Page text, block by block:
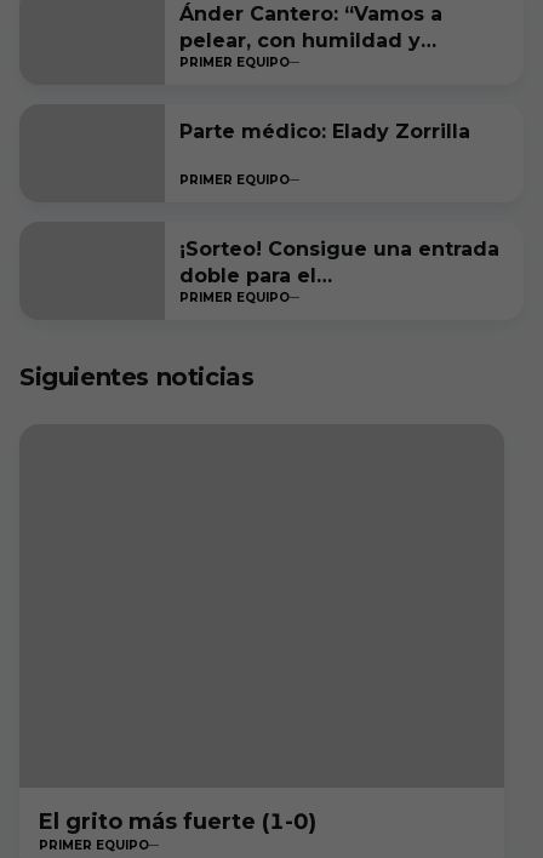
Ánder Cantero: “Vamos a
pelear, con humildad y
ambición, por estar entre los
temporada”
PRIMER EQUIPO
Parte médico: Elady Zorrilla
PRIMER EQUIPO
¡Sorteo! Consigue una entrada
doble para el
#RacingFerrolBurgosCF
PRIMER EQUIPO
Siguientes noticias
El grito más fuerte (1-0)
PRIMER EQUIPO